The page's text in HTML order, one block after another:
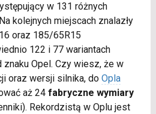
w 131 różnych
kolejnych miejscach znalazły
oraz 185/65R15
122 i 77 wariantach
Opel. Czy wiesz, że w
oraz wersji silnika, do Opla
aż 24 fabryczne wymiary
Rekordzistą w Oplu jest